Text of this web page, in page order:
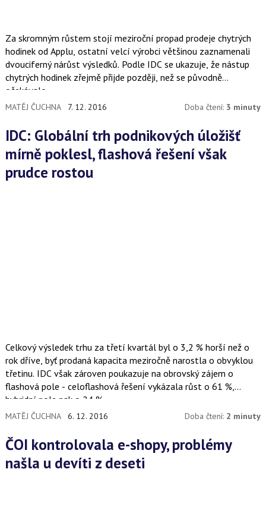
Za skromným růstem stojí meziroční propad prodeje chytrých
hodinek od Applu, ostatní velcí výrobci většinou zaznamenali
dvouciferný nárůst výsledků. Podle IDC se ukazuje, že nástup
chytrých hodinek zřejmě přijde později, než se původně
očekávalo.
MATĚJ ČUCHNA 7. 12. 2016 Doba čtení: 3 minuty
IDC: Globální trh podnikových úložišť
mírně poklesl, flashová řešení však
prudce rostou
Celkový výsledek trhu za třetí kvartál byl o 3,2 % horší než o
rok dříve, byť prodaná kapacita meziročně narostla o obvyklou
třetinu. IDC však zároven poukazuje na obrovský zájem o
flashová pole - celoflashová řešení vykázala růst o 61 %,
hybridní pole pak o 24 %.
MATĚJ ČUCHNA 6. 12. 2016 Doba čtení: 2 minuty
ČOI kontrolovala e-shopy, problémy
našla u devíti z deseti